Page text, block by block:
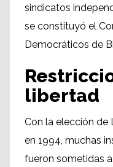
sindicatos
se constituyó el
Democráticos de
libertad
Con la elección de
en 1994, muchas
fueron sometidas